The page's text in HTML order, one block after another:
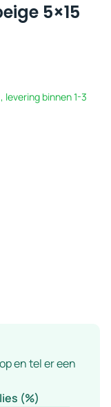
5×15
binnen 1-3
en tel er een
(%)